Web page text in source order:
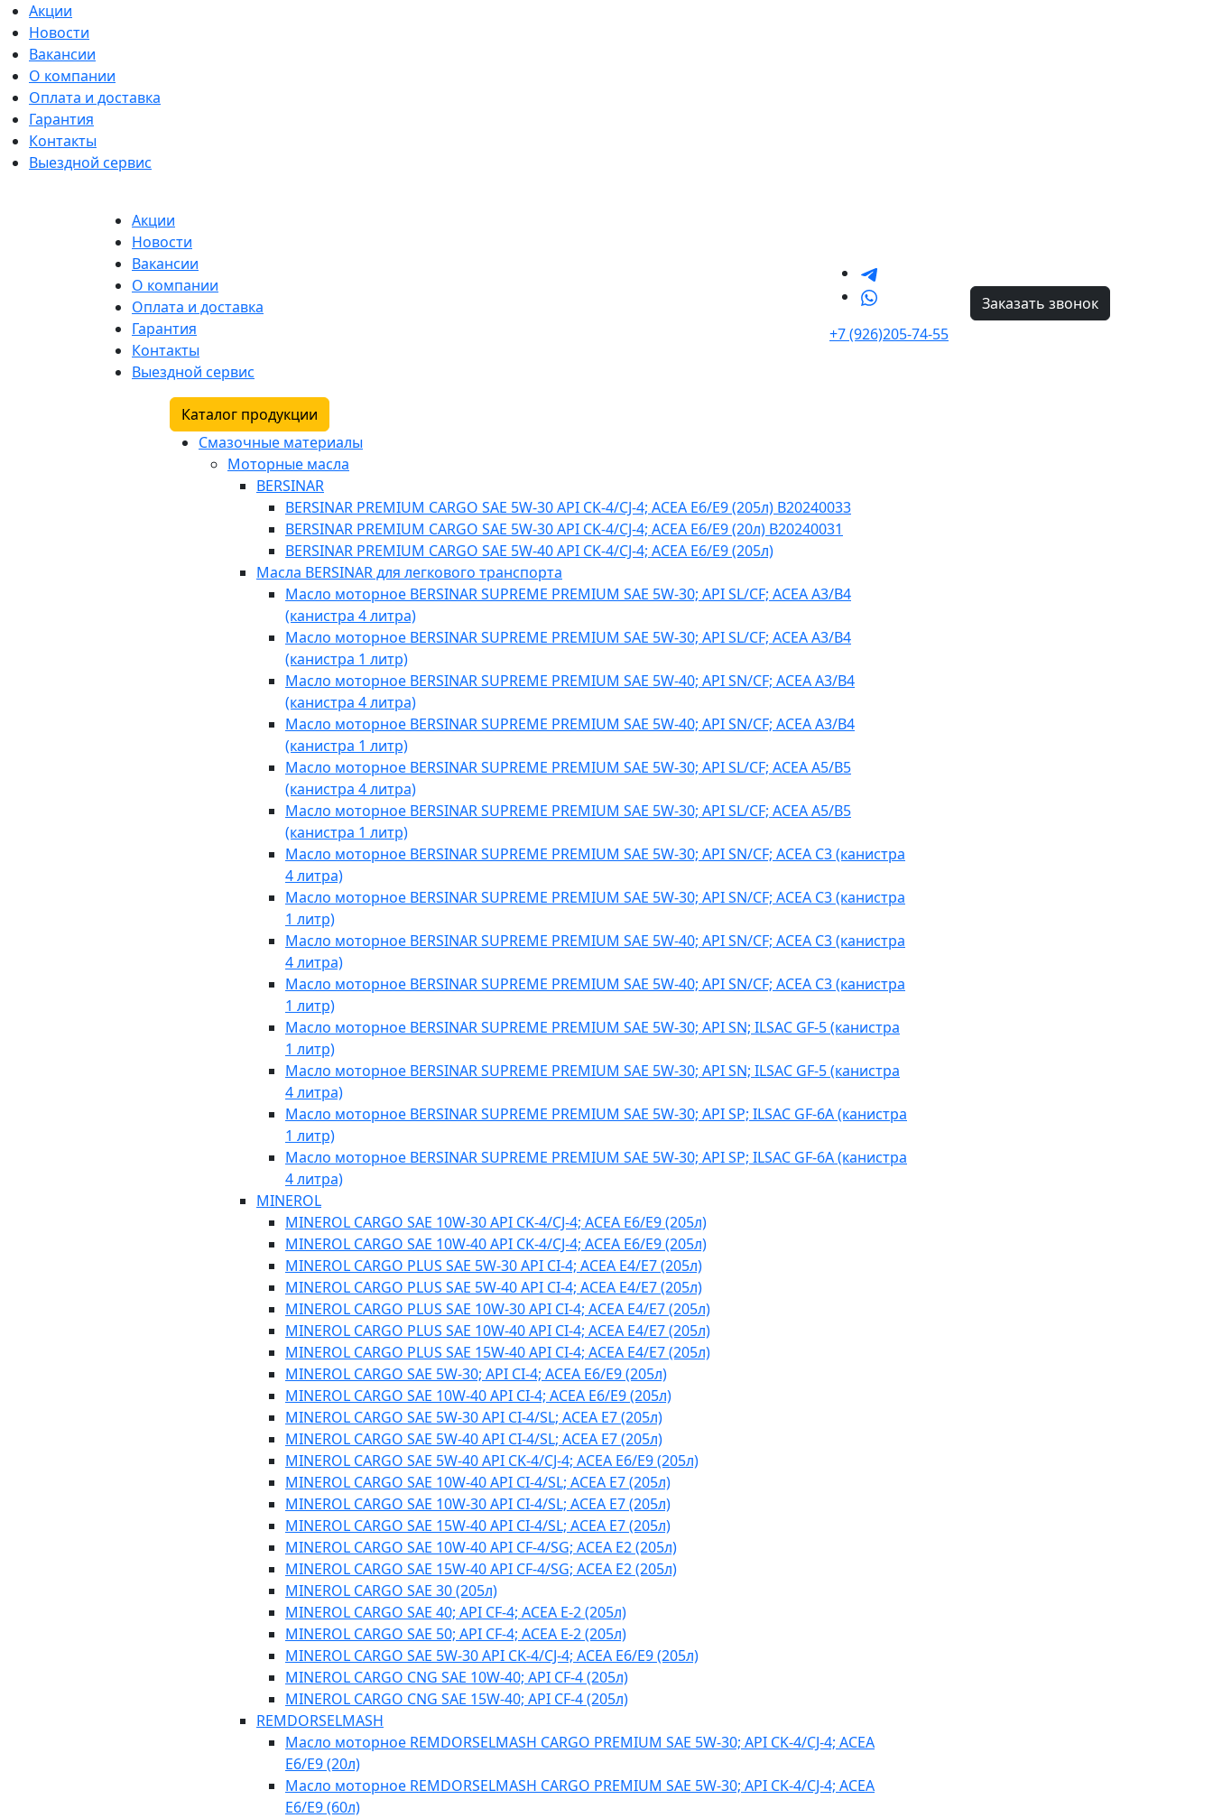
Акции
Новости
Вакансии
О компании
Оплата и доставка
Гарантия
Контакты
Выездной сервис
Акции
Новости
Вакансии
О компании
Оплата и доставка
Гарантия
Контакты
Выездной сервис
+7 (926)205-74-55
Заказать звонок
Каталог продукции
Смазочные материалы
Моторные масла
BERSINAR
BERSINAR PREMIUM CARGO SAE 5W-30 API CK-4/CJ-4; ACEA E6/E9 (205л) B20240033
BERSINAR PREMIUM CARGO SAE 5W-30 API CK-4/CJ-4; ACEA E6/E9 (20л) B20240031
BERSINAR PREMIUM CARGO SAE 5W-40 API CK-4/CJ-4; ACEA E6/E9 (205л)
Масла BERSINAR для легкового транспорта
Масло моторное BERSINAR SUPREME PREMIUM SAE 5W-30; API SL/CF; ACEA A3/B4
(канистра 4 литра)
Масло моторное BERSINAR SUPREME PREMIUM SAE 5W-30; API SL/CF; ACEA A3/B4
(канистра 1 литр)
Масло моторное BERSINAR SUPREME PREMIUM SAE 5W-40; API SN/CF; ACEA A3/B4
(канистра 4 литра)
Масло моторное BERSINAR SUPREME PREMIUM SAE 5W-40; API SN/CF; ACEA A3/B4
(канистра 1 литр)
Масло моторное BERSINAR SUPREME PREMIUM SAE 5W-30; API SL/CF; ACEA A5/B5
(канистра 4 литра)
Масло моторное BERSINAR SUPREME PREMIUM SAE 5W-30; API SL/CF; ACEA A5/B5
(канистра 1 литр)
Масло моторное BERSINAR SUPREME PREMIUM SAE 5W-30; API SN/CF; ACEA C3 (канистра
4 литра)
Масло моторное BERSINAR SUPREME PREMIUM SAE 5W-30; API SN/CF; ACEA C3 (канистра
1 литр)
Масло моторное BERSINAR SUPREME PREMIUM SAE 5W-40; API SN/CF; ACEA C3 (канистра
4 литра)
Масло моторное BERSINAR SUPREME PREMIUM SAE 5W-40; API SN/CF; ACEA C3 (канистра
1 литр)
Масло моторное BERSINAR SUPREME PREMIUM SAE 5W-30; API SN; ILSAC GF-5 (канистра
1 литр)
Масло моторное BERSINAR SUPREME PREMIUM SAE 5W-30; API SN; ILSAC GF-5 (канистра
4 литра)
Масло моторное BERSINAR SUPREME PREMIUM SAE 5W-30; API SP; ILSAC GF-6A (канистра
1 литр)
Масло моторное BERSINAR SUPREME PREMIUM SAE 5W-30; API SP; ILSAC GF-6A (канистра
4 литра)
MINEROL
MINEROL CARGO SAE 10W-30 API CK-4/CJ-4; ACEA E6/E9 (205л)
MINEROL CARGO SAE 10W-40 API CK-4/CJ-4; ACEA E6/E9 (205л)
MINEROL CARGO PLUS SAE 5W-30 API CI-4; ACEA E4/Е7 (205л)
MINEROL CARGO PLUS SAE 5W-40 API CI-4; ACEA E4/Е7 (205л)
MINEROL CARGO PLUS SAE 10W-30 API CI-4; ACEA E4/Е7 (205л)
MINEROL CARGO PLUS SAE 10W-40 API CI-4; ACEA E4/Е7 (205л)
MINEROL CARGO PLUS SAE 15W-40 API CI-4; ACEA E4/Е7 (205л)
MINEROL CARGO SAE 5W-30; API CI-4; ACEA E6/E9 (205л)
MINEROL CARGO SAE 10W-40 API CI-4; ACEA E6/E9 (205л)
MINEROL CARGO SAE 5W-30 API CI-4/SL; ACEA E7 (205л)
MINEROL CARGO SAE 5W-40 API CI-4/SL; ACEA E7 (205л)
MINEROL CARGO SAE 5W-40 API CK-4/CJ-4; ACEA E6/E9 (205л)
MINEROL CARGO SAE 10W-40 API CI-4/SL; ACEA E7 (205л)
MINEROL CARGO SAE 10W-30 API CI-4/SL; ACEA E7 (205л)
MINEROL CARGO SAE 15W-40 API CI-4/SL; ACEA E7 (205л)
MINEROL CARGO SAE 10W-40 API CF-4/SG; ACEA E2 (205л)
MINEROL CARGO SAE 15W-40 API CF-4/SG; ACEA E2 (205л)
MINEROL CARGO SAE 30 (205л)
MINEROL CARGO SAE 40; API CF-4; ACEA E-2 (205л)
MINEROL CARGO SAE 50; API CF-4; ACEA E-2 (205л)
MINEROL CARGO SAE 5W-30 API CK-4/CJ-4; ACEA E6/E9 (205л)
MINEROL CARGO CNG SAE 10W-40; API CF-4 (205л)
MINEROL CARGO CNG SAE 15W-40; API CF-4 (205л)
REMDORSELMASH
Масло моторное REMDORSELMASH CARGO PREMIUM SAE 5W-30; API CK-4/CJ-4; ACEA
E6/E9 (20л)
Масло моторное REMDORSELMASH CARGO PREMIUM SAE 5W-30; API CK-4/CJ-4; ACEA
E6/E9 (60л)